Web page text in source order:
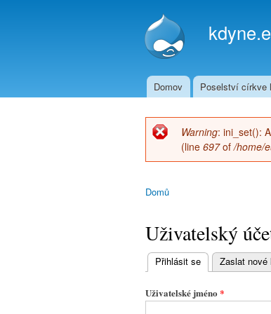
Hlavní menu
Domov Poselství církve
Chybová zpráva
Warning: ini_set():
(line 697of/home/
Domů
Uživatelský
Hlavní
záložky
Přihlásit se (aktivní záložka)
Zaslat nové
Uživatelské jméno *